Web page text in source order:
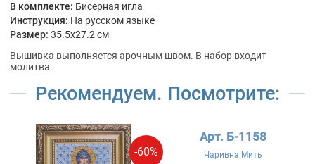
В комплекте: Бисерная игла
Инструкция: На русском языке
Размер: 35.5x27.2 см
Вышивка выполняется арочным швом. В набор входит
молитва.
Рекомендуем. Посмотрите:
-60%
Арт. Б-1158
Чаривна Мить